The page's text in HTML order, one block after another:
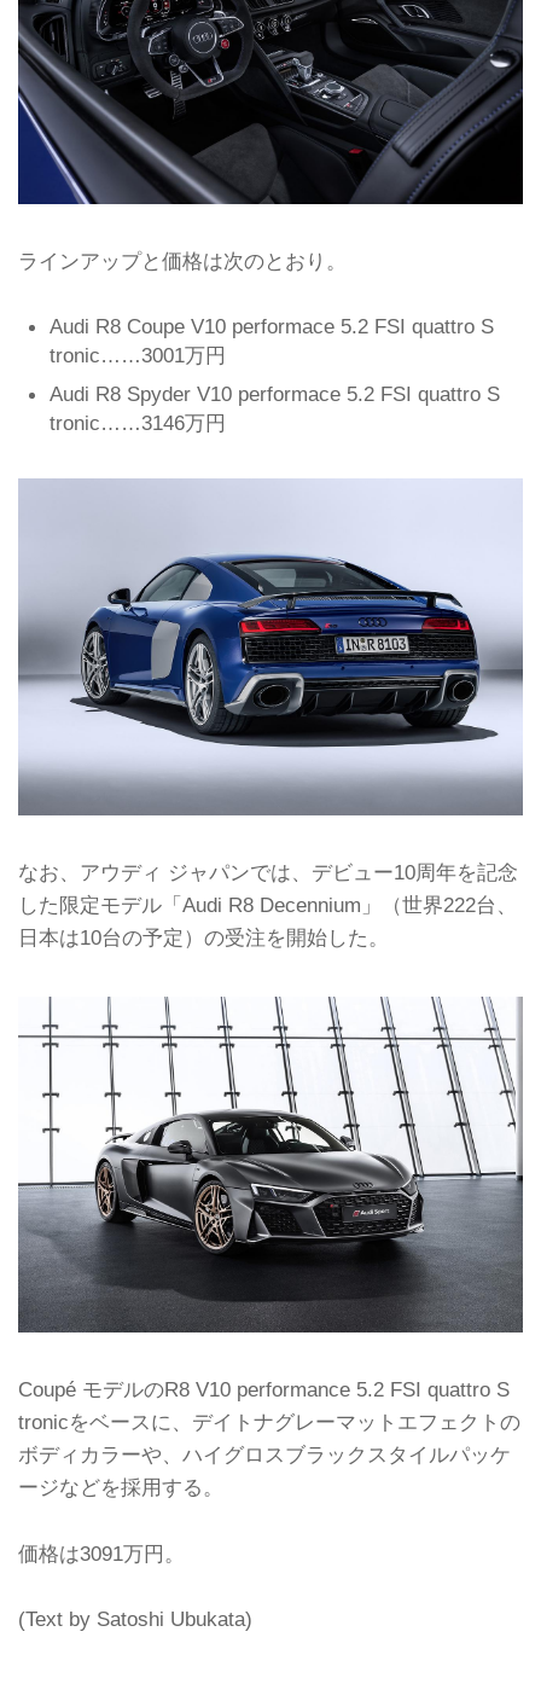
ラインアップと価格は次のとおり。
Audi R8 Coupe V10 performace 5.2 FSI quattro S
tronic……3001万円
Audi R8 Spyder V10 performace 5.2 FSI quattro S
tronic……3146万円
なお、アウディ ジャパンでは、デビュー10周年を記念
した限定モデル「Audi R8 Decennium」（世界222台、
日本は10台の予定）の受注を開始した。
Coupé モデルのR8 V10 performance 5.2 FSI quattro S
tronicをベースに、デイトナグレーマットエフェクトの
ボディカラーや、ハイグロスブラックスタイルパッケ
ージなどを採用する。
価格は3091万円。
(Text by Satoshi Ubukata)